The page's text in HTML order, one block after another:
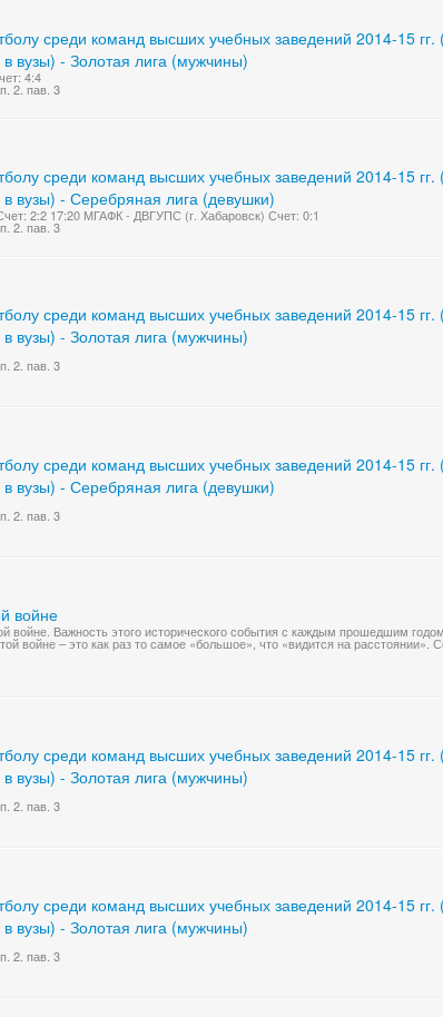
среди команд высших учебных заведений 2014-15 гг.
вузы) - Золотая лига (мужчины)
4:4
2. пав. 3
среди команд высших учебных заведений 2014-15 гг.
вузы) - Серебряная лига (девушки)
2:2 17:20 МГАФК - ДВГУПС (г. Хабаровск) Счет: 0:1
2. пав. 3
среди команд высших учебных заведений 2014-15 гг.
вузы) - Золотая лига (мужчины)
2. пав. 3
среди команд высших учебных заведений 2014-15 гг.
вузы) - Серебряная лига (девушки)
2. пав. 3
войне
войне. Важность этого исторического события с каждым прошедшим
войне – это как раз то самое «большое», что «видится на расстоянии».
среди команд высших учебных заведений 2014-15 гг.
вузы) - Золотая лига (мужчины)
2. пав. 3
среди команд высших учебных заведений 2014-15 гг.
вузы) - Золотая лига (мужчины)
2. пав. 3